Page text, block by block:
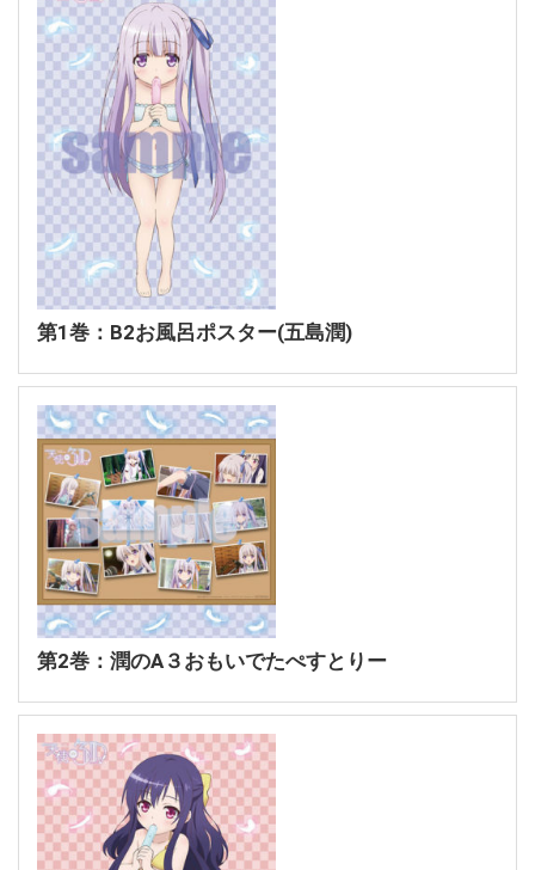
第1巻：B2お風呂ポスター(五島潤)
第2巻：潤のA３おもいでたぺすとりー